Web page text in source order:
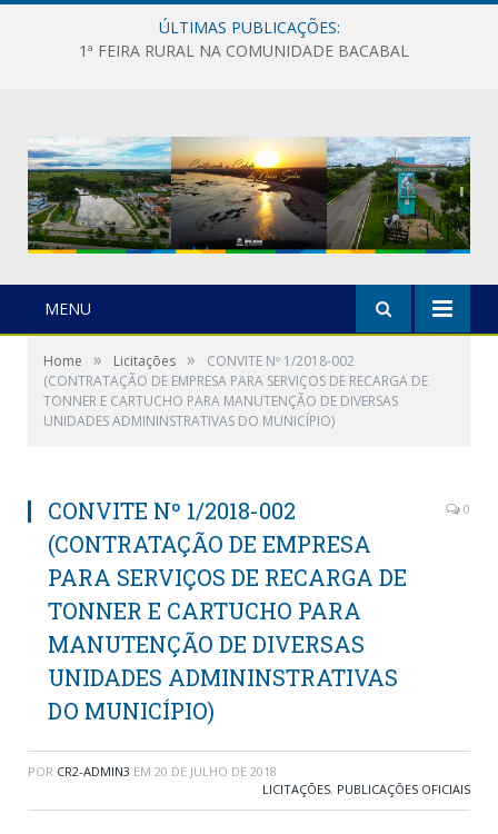
ÚLTIMAS PUBLICAÇÕES:
1ª FEIRA RURAL NA COMUNIDADE BACABAL
MENU
Home » Licitações »
CONVITE Nº 1/2018-002
(CONTRATAÇÃO DE EMPRESA PARA SERVIÇOS DE RECARGA DE
TONNER E CARTUCHO PARA MANUTENÇÃO DE DIVERSAS
UNIDADES ADMININSTRATIVAS DO MUNICÍPIO)
CONVITE Nº 1/2018-002
(CONTRATAÇÃO DE EMPRESA
PARA SERVIÇOS DE RECARGA DE
TONNER E CARTUCHO PARA
MANUTENÇÃO DE DIVERSAS
UNIDADES ADMININSTRATIVAS
DO MUNICÍPIO)
0
POR CR2-ADMIN3 EM 20 DE JULHO DE 2018
LICITAÇÕES, PUBLICAÇÕES OFICIAIS